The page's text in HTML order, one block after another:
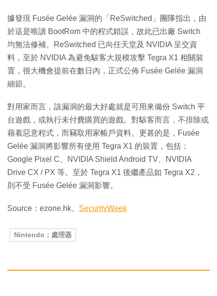
據發現 Fusée Gelée 漏洞的「ReSwitched」團隊指出，由
於這是唯讀 BootRom 中的程式錯誤，故此已出廠 Switch
均無法修補。ReSwitched 已向任天堂及 NVIDIA 呈交資
料，至於 NVIDIA 為避免駭客大規模攻擊 Tegra X1 相關裝
置，很大機會提前在數日內，正式公佈 Fusée Gelée 漏洞
細節。
對用家而言，該漏洞的最大好處就是可用來備份 Switch 平
台遊戲，或執行未付費購買的遊戲。對駭客而言，不排除或
藉着惡意程式，而竊取用家帳戶資料。更甚的是，Fusée
Gelée 漏洞將影響所有使用 Tegra X1 的裝置，包括：
Google Pixel C、NVIDIA Shield Android TV、NVIDIA
Drive CX / PX 等。至於 Tegra X1 後繼產品如 Tegra X2，
則不受 Fusée Gelée 漏洞影響。
Source：ezone.hk、 SecurityWeek
Nintendo；處理器